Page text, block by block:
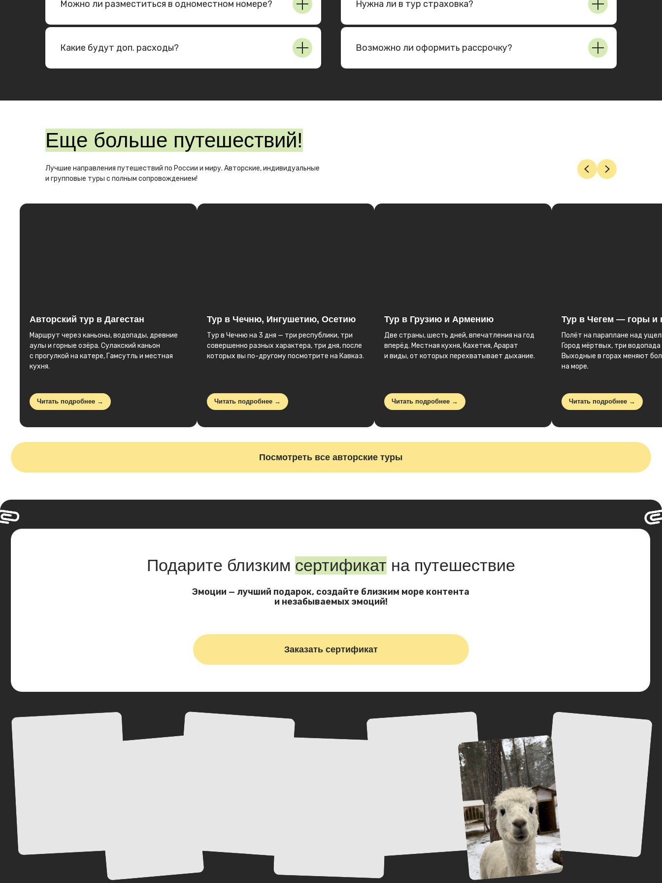
Можно ли разместиться в одномеcтном номере? Нужна ли в тур страховка?
Какие будут доп. расходы? Возможно ли оформить рассрочку?
Еще больше путешествий!
Лучшие направления путешествий по России и миру. Авторские, индивидуальные
и групповые туры с полным сопровождением!
Авторский тур в Дагестан
Маршрут через каньоны, водопады, древние
аулы и горные озёра. Сулакский каньон
с прогулкой на катере, Гамсутль и местная
кухня.
Читать подробнее →
Тур в Чечню, Ингушетию, Осетию
Тур в Чечню на 3 дня — три республики, три
совершенно разных характера, три дня, после
которых вы по-другому посмотрите на Кавказ.
Читать подробнее →
Тур в Грузию и Армению
Две страны, шесть дней, впечатления на год
вперёд. Местная кухня, Кахетия, Арарат
и виды, от которых перехватывает дыхание.
Читать подробнее →
Тур в Чегем — горы и
Полёт на параплане над
Город мёртвых, три водопада
Выходные в горах меняют
на море.
Читать подробнее →
Подарите близкимсертификат на путешествие
и незабываемых эмоций!
Листайте вправо
Отзывы
Это не просто сухие отзывы туристов — это
эмоциональные истории людей,
один раз решились и ни разу не пожалели.